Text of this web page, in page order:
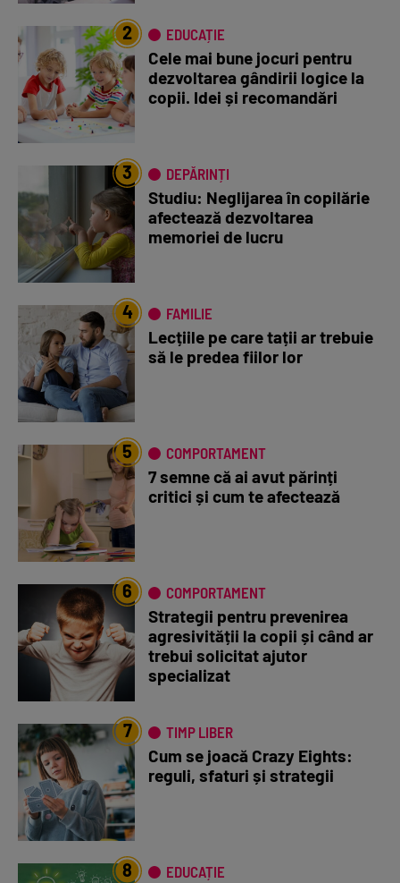
2 EDUCAȚIE
Cele mai bune jocuri pentru
dezvoltarea gândirii logice la
copii. Idei și recomandări
3 DEPĂRINȚI
Studiu: Neglijarea în copilărie
afectează dezvoltarea
memoriei de lucru
4 FAMILIE
Lecțiile pe care tații ar trebuie
să le predea fiilor lor
5 COMPORTAMENT
7 semne că ai avut părinți
critici și cum te afectează
6 COMPORTAMENT
Strategii pentru prevenirea
agresivității la copii și când ar
trebui solicitat ajutor
specializat
7 TIMP LIBER
Cum se joacă Crazy Eights:
reguli, sfaturi și strategii
8 EDUCAȚIE